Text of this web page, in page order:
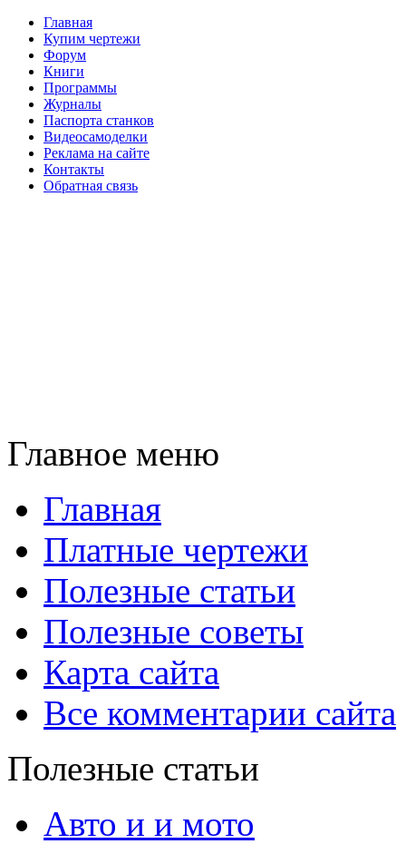
Главная
Купим чертежи
Форум
Книги
Программы
Журналы
Паспорта станков
Видеосамоделки
Реклама на сайте
Контакты
Обратная связь
Главное меню
Главная
Платные чертежи
Полезные статьи
Полезные советы
Карта сайта
Все комментарии сайта
Полезные статьи
Авто и и мото